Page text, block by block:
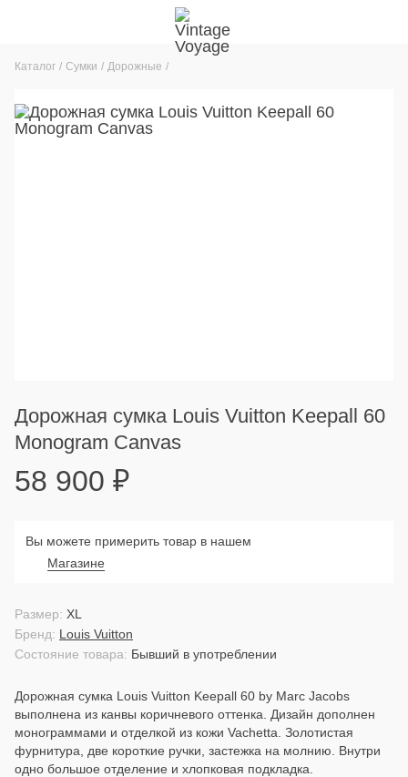
Каталог Сумки Дорожные
Дорожная сумка Louis Vuitton Keepall 60
Monogram Canvas
58 900 ₽
Вы можете примерить товар в нашем
Магазине
Состояние товара: Бывший в употреблении
Бренд: Louis Vuitton
Размер: XL
Дорожная сумка Louis Vuitton Keepall 60 by Marc Jacobs
выполнена из канвы коричневого оттенка. Дизайн дополнен
монограммами и отделкой из кожи Vachetta. Золотистая
фурнитура, две короткие ручки, застежка на молнию. Внутри
одно большое отделение и хлопковая подкладка.